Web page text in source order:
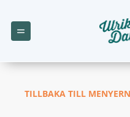
TILLBAKA TILL